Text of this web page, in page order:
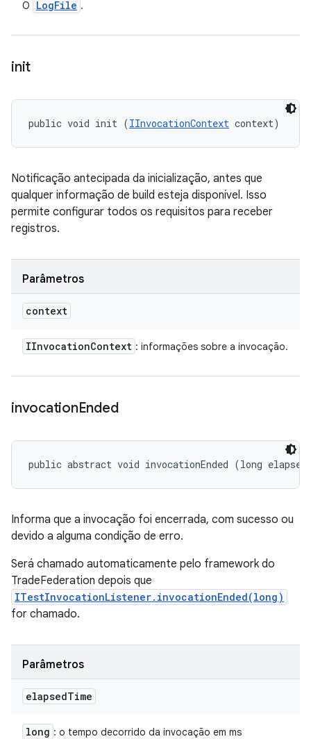
O LogFile .
init
public void init (IInvocationContext context)
Notificação antecipada da inicialização, antes que
qualquer informação de build esteja disponível. Isso
permite configurar todos os requisitos para receber
registros.
Parâmetros
context
IInvocationContext : informações sobre a invocação.
invocationEnded
public abstract void invocationEnded (long
Informa que a invocação foi encerrada, com sucesso ou
devido a alguma condição de erro.
Será chamado automaticamente pelo framework do
TradeFederation depois que
ITestInvocationListener.invocationEnded(long)
for chamado.
Parâmetros
elapsedTime
long : o tempo decorrido da invocação em ms